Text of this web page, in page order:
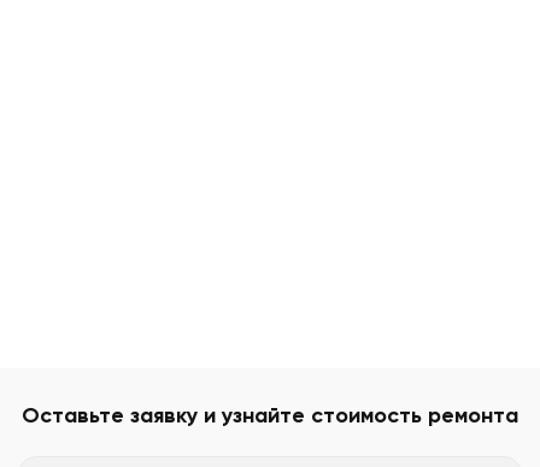
Оставьте заявку и узнайте стоимость ремонта